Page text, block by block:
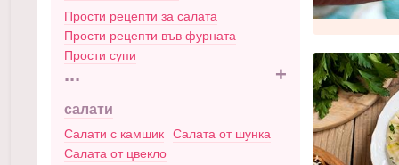
Прости рецепти за салата
Прости рецепти във фурната
Прости супи
... +
салати
Салати с камшик
Салата от шунка
Салата от цвекло